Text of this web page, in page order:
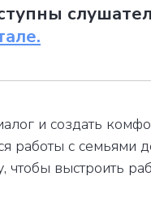
и создать
работы с семьями
чтобы выстроить